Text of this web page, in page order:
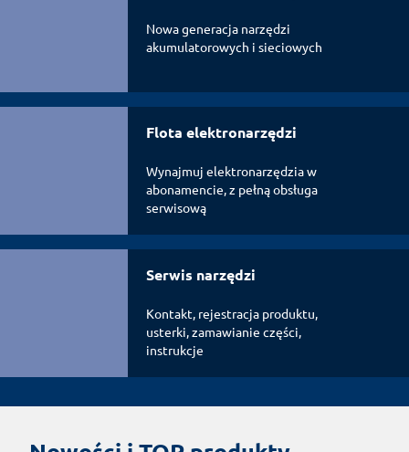
Nowa generacja narzędzi
akumulatorowych i sieciowych
Flota elektronarzędzi
Wynajmuj elektronarzędzia w
abonamencie, z pełną obsługa
serwisową
Serwis narzędzi
Kontakt, rejestracja produktu,
usterki, zamawianie części,
instrukcje